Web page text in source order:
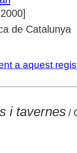
de Catalunya
a aquest
i tavernes/